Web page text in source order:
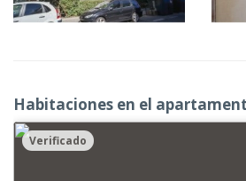
Habitaciones en el
Verificado